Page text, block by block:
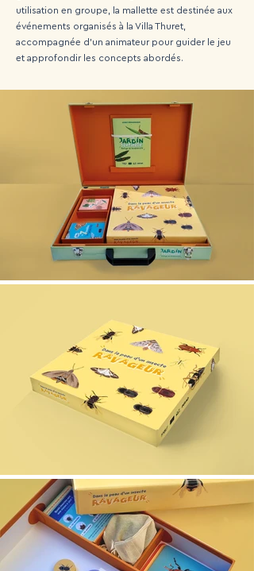
utilisation en groupe, la mallette est destinée aux
événements organisés à la Villa Thuret,
accompagnée d’un animateur pour guider le jeu
et approfondir les concepts abordés.